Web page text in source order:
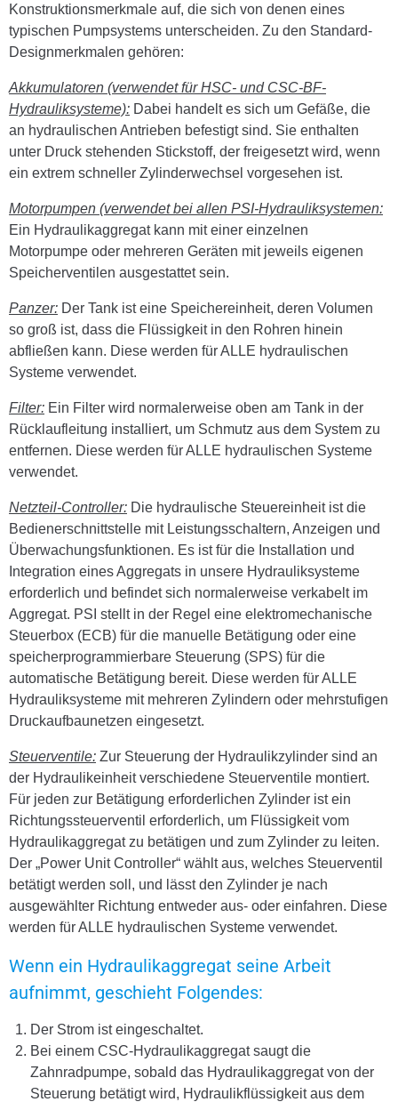
Konstruktionsmerkmale auf, die sich von denen eines
typischen Pumpsystems unterscheiden. Zu den Standard-
Designmerkmalen gehören:
Akkumulatoren (verwendet für HSC- und CSC-BF-
Hydrauliksysteme): Dabei handelt es sich um Gefäße, die
an hydraulischen Antrieben befestigt sind. Sie enthalten
unter Druck stehenden Stickstoff, der freigesetzt wird, wenn
ein extrem schneller Zylinderwechsel vorgesehen ist.
Motorpumpen (verwendet bei allen PSI-Hydrauliksystemen:
Ein Hydraulikaggregat kann mit einer einzelnen
Motorpumpe oder mehreren Geräten mit jeweils eigenen
Speicherventilen ausgestattet sein.
Panzer: Der Tank ist eine Speichereinheit, deren Volumen
so groß ist, dass die Flüssigkeit in den Rohren hinein
abfließen kann. Diese werden für ALLE hydraulischen
Systeme verwendet.
Filter: Ein Filter wird normalerweise oben am Tank in der
Rücklaufleitung installiert, um Schmutz aus dem System zu
entfernen. Diese werden für ALLE hydraulischen Systeme
verwendet.
Netzteil-Controller: Die hydraulische Steuereinheit ist die
Bedienerschnittstelle mit Leistungsschaltern, Anzeigen und
Überwachungsfunktionen. Es ist für die Installation und
Integration eines Aggregats in unsere Hydrauliksysteme
erforderlich und befindet sich normalerweise verkabelt im
Aggregat. PSI stellt in der Regel eine elektromechanische
Steuerbox (ECB) für die manuelle Betätigung oder eine
speicherprogrammierbare Steuerung (SPS) für die
automatische Betätigung bereit. Diese werden für ALLE
Hydrauliksysteme mit mehreren Zylindern oder mehrstufigen
Druckaufbaunetzen eingesetzt.
Steuerventile: Zur Steuerung der Hydraulikzylinder sind an
der Hydraulikeinheit verschiedene Steuerventile montiert.
Für jeden zur Betätigung erforderlichen Zylinder ist ein
Richtungssteuerventil erforderlich, um Flüssigkeit vom
Hydraulikaggregat zu betätigen und zum Zylinder zu leiten.
Der „Power Unit Controller“ wählt aus, welches Steuerventil
betätigt werden soll, und lässt den Zylinder je nach
ausgewählter Richtung entweder aus- oder einfahren. Diese
werden für ALLE hydraulischen Systeme verwendet.
Wenn ein Hydraulikaggregat seine Arbeit
aufnimmt, geschieht Folgendes:
Der Strom ist eingeschaltet.
Bei einem CSC-Hydraulikaggregat saugt die
Zahnradpumpe, sobald das Hydraulikaggregat von der
Steuerung betätigt wird, Hydraulikflüssigkeit aus dem